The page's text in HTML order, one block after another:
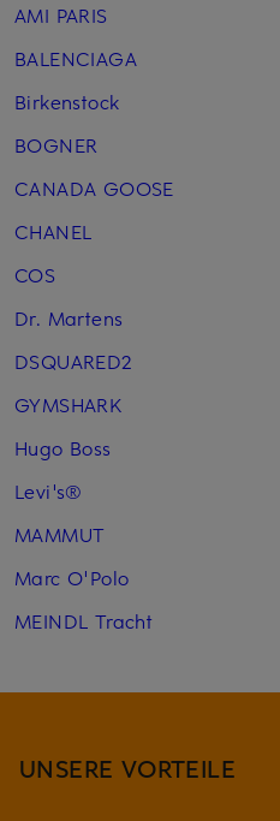
AMI PARIS
BALENCIAGA
Birkenstock
BOGNER
CANADA GOOSE
CHANEL
COS
Dr. Martens
DSQUARED2
GYMSHARK
Hugo Boss
Levi's®
MAMMUT
Marc O'Polo
MEINDL Tracht
UNSERE VORTEILE